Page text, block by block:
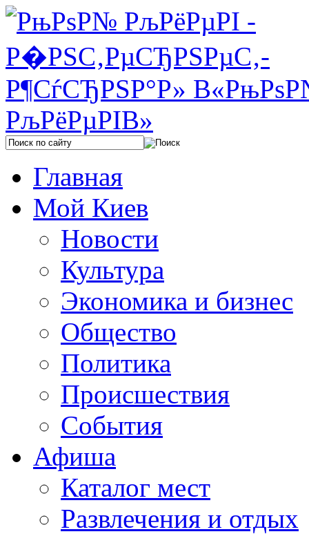
Главная
Мой Киев
Новости
Культура
Экономика и бизнес
Общество
Политика
Происшествия
События
Афиша
Каталог мест
Развлечения и отдых